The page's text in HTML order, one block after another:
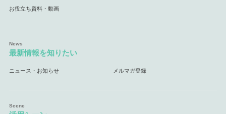
お役立ち資料・動画
最新情報を知りたい
ニュース・お知らせ メルマガ登録